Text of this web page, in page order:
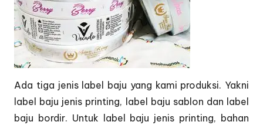
Ada tiga jenis label baju yang kami produksi. Yakni
label baju jenis printing, label baju sablon dan label
baju bordir. Untuk label baju jenis printing, bahan